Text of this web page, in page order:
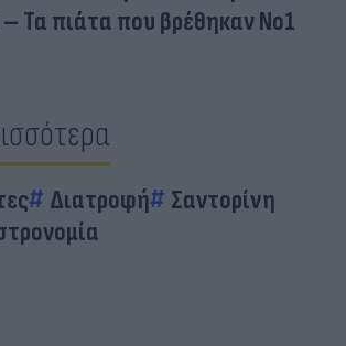
Τα πιάτα που βρέθηκαν Νο1
Διατροφή
Σαντορίνη